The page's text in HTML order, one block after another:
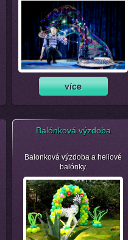
Balónková výzdoba
Balonková výzdoba a heliové
balónky.